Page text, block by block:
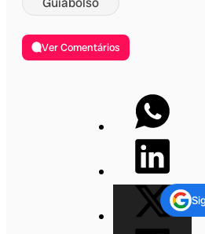
Ver Comentários